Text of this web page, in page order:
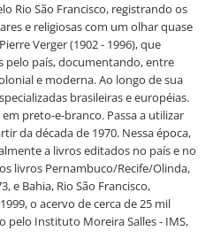
Rio São Francisco, registrando os
e religiosas com um olhar quase
Verger (1902 - 1996), que
pelo país, documentando, entre
e moderna. Ao longo de sua
brasileiras e européias.
preto-e-branco. Passa a utilizar
da década de 1970. Nessa época,
a livros editados no país e no
livros Pernambuco/Recife/Olinda,
e Bahia, Rio São Francisco,
o acervo de cerca de 25 mil
pelo Instituto Moreira Salles - IMS,